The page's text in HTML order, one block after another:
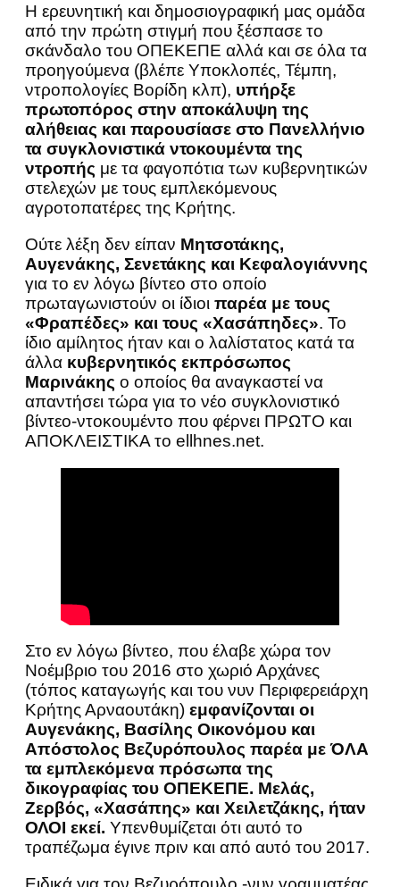
Η ερευνητική και δημοσιογραφική μας ομάδα
από την πρώτη στιγμή που ξέσπασε το
σκάνδαλο του ΟΠΕΚΕΠΕ αλλά και σε όλα τα
προηγούμενα (βλέπε Υποκλοπές, Τέμπη,
ντροπολογίες Βορίδη κλπ), υπήρξε
πρωτοπόρος στην αποκάλυψη της
αλήθειας και παρουσίασε στο Πανελλήνιο
τα συγκλονιστικά ντοκουμέντα της
ντροπής με τα φαγοπότια των κυβερνητικών
στελεχών με τους εμπλεκόμενους
αγροτοπατέρες της Κρήτης.
Ούτε λέξη δεν είπαν Μητσοτάκης,
Αυγενάκης, Σενετάκης και Κεφαλογιάννης
για το εν λόγω βίντεο στο οποίο
πρωταγωνιστούν οι ίδιοι παρέα με τους
«Φραπέδες» και τους «Χασάπηδες». Το
ίδιο αμίλητος ήταν και ο λαλίστατος κατά τα
άλλα κυβερνητικός εκπρόσωπος
Μαρινάκης ο οποίος θα αναγκαστεί να
απαντήσει τώρα για το νέο συγκλονιστικό
βίντεο-ντοκουμέντο που φέρνει ΠΡΩΤΟ και
ΑΠΟΚΛΕΙΣΤΙΚΑ το ellhnes.net.
Στο εν λόγω βίντεο, που έλαβε χώρα τον
Νοέμβριο του 2016 στο χωριό Αρχάνες
(τόπος καταγωγής και του νυν Περιφερειάρχη
Κρήτης Αρναουτάκη) εμφανίζονται οι
Αυγενάκης, Βασίλης Οικονόμου και
Απόστολος Βεζυρόπουλος παρέα με ΌΛΑ
τα εμπλεκόμενα πρόσωπα της
δικογραφίας του ΟΠΕΚΕΠΕ. Μελάς,
Ζερβός, «Χασάπης» και Χειλετζάκης, ήταν
ΟΛΟΙ εκεί. Υπενθυμίζεται ότι αυτό το
τραπέζωμα έγινε πριν και από αυτό του 2017.